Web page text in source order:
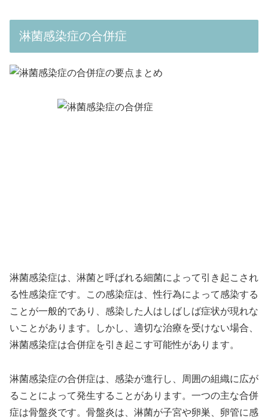
淋菌感染症の合併症
淋菌感染症は、淋菌と呼ばれる細菌によって引き起こされ
る性感染症です。この感染症は、性行為によって感染する
ことが一般的であり、感染した人はしばしば症状が現れな
いことがあります。しかし、適切な治療を受けない場合、
淋菌感染症は合併症を引き起こす可能性があります。
淋菌感染症の合併症は、感染が進行し、周囲の組織に広が
ることによって発生することがあります。一つの主な合併
症は骨盤炎です。骨盤炎は、淋菌が子宮や卵巣、卵管に感